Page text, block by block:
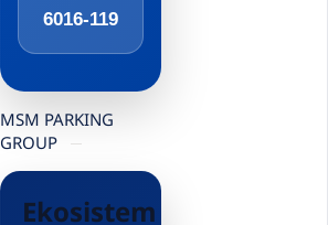
6016-119
MSM PARKING
GROUP
Ekosistem